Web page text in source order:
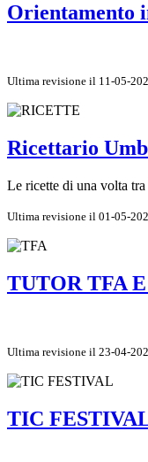
Orientamento
Ultima revisione il 11-05-
Ricettario
Le ricette di una volta tra
Ultima revisione il 01-05-
TUTOR TFA
Ultima revisione il 23-04-
TIC